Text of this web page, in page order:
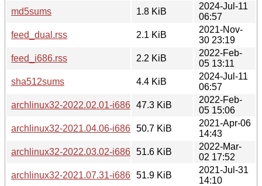
md5sums
1.8 KiB
2024-Jul-11
06:57
feed_dual.rss
2.1 KiB
2021-Nov-
30 23:19
feed_i686.rss
2.2 KiB
2022-Feb-
05 13:11
sha512sums
4.4 KiB
2024-Jul-11
06:57
archlinux32-2022.02.01-i686.iso.torrent
47.3 KiB
2022-Feb-
05 15:06
archlinux32-2021.04.06-i686.iso.torrent
50.7 KiB
2021-Apr-06
14:43
archlinux32-2022.03.02-i686.iso.torrent
51.6 KiB
2022-Mar-
02 17:52
archlinux32-2021.07.31-i686.iso.torrent
51.9 KiB
2021-Jul-31
14:10